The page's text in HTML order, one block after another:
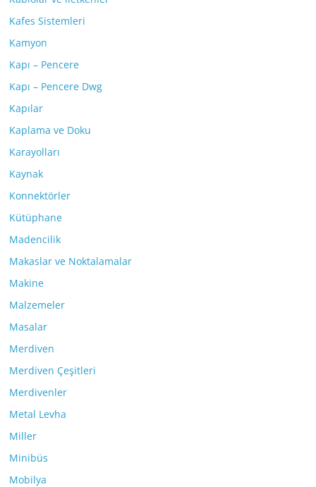
Kafes Sistemleri
Kamyon
Kapı – Pencere
Kapı – Pencere Dwg
Kapılar
Kaplama ve Doku
Karayolları
Kaynak
Konnektörler
Kütüphane
Madencilik
Makaslar ve Noktalamalar
Makine
Malzemeler
Masalar
Merdiven
Merdiven Çeşitleri
Merdivenler
Metal Levha
Miller
Minibüs
Mobilya